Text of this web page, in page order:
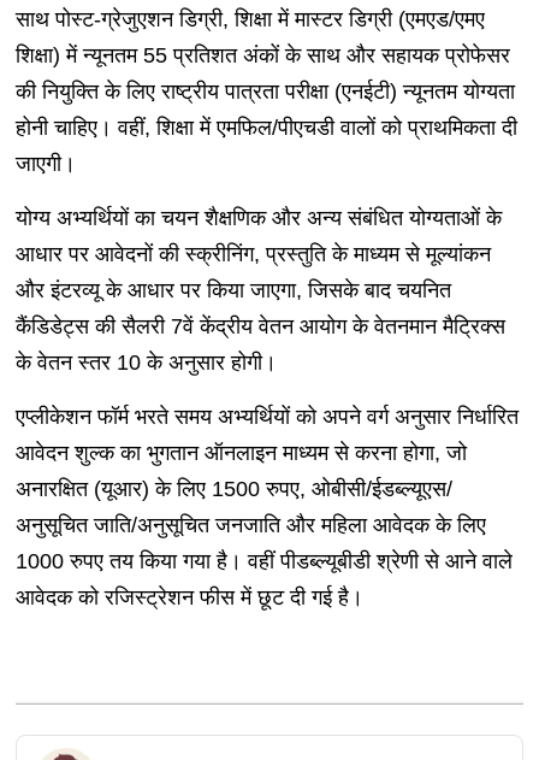
साथ पोस्ट-ग्रेजुएशन डिग्री, शिक्षा में मास्टर डिग्री (एमएड/एमए
शिक्षा) में न्यूनतम 55 प्रतिशत अंकों के साथ और सहायक प्रोफेसर
की नियुक्ति के लिए राष्ट्रीय पात्रता परीक्षा (एनईटी) न्यूनतम योग्यता
होनी चाहिए। वहीं, शिक्षा में एमफिल/पीएचडी वालों को प्राथमिकता दी
जाएगी।
योग्य अभ्यर्थियों का चयन शैक्षणिक और अन्य संबंधित योग्यताओं के
आधार पर आवेदनों की स्क्रीनिंग, प्रस्तुति के माध्यम से मूल्यांकन
और इंटरव्यू के आधार पर किया जाएगा, जिसके बाद चयनित
कैंडिडेट्स की सैलरी 7वें केंद्रीय वेतन आयोग के वेतनमान मैट्रिक्स
के वेतन स्तर 10 के अनुसार होगी।
एप्लीकेशन फॉर्म भरते समय अभ्यर्थियों को अपने वर्ग अनुसार निर्धारित
आवेदन शुल्क का भुगतान ऑनलाइन माध्यम से करना होगा, जो
अनारक्षित (यूआर) के लिए 1500 रुपए, ओबीसी/ईडब्ल्यूएस/
अनुसूचित जाति/अनुसूचित जनजाति और महिला आवेदक के लिए
1000 रुपए तय किया गया है। वहीं पीडब्ल्यूबीडी श्रेणी से आने वाले
आवेदक को रजिस्ट्रेशन फीस में छूट दी गई है।